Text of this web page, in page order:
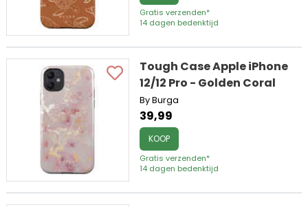
Gratis verzenden*
14 dagen bedenktijd
Tough Case Apple iPhone
12/12 Pro - Golden Coral
By Burga
39,99
KOOP
Gratis verzenden*
14 dagen bedenktijd